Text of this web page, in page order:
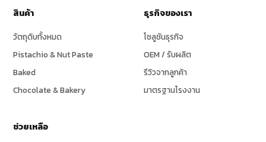
สินค้า
วัตถุดิบทั้งหมด
Pistachio & Nut Paste
Baked
Chocolate & Bakery
ธุรกิจของเรา
โซลูชันธุรกิจ
OEM / รับผลิต
รีวิวจากลูกค้า
มาตรฐานโรงงาน
ช่วยเหลือ